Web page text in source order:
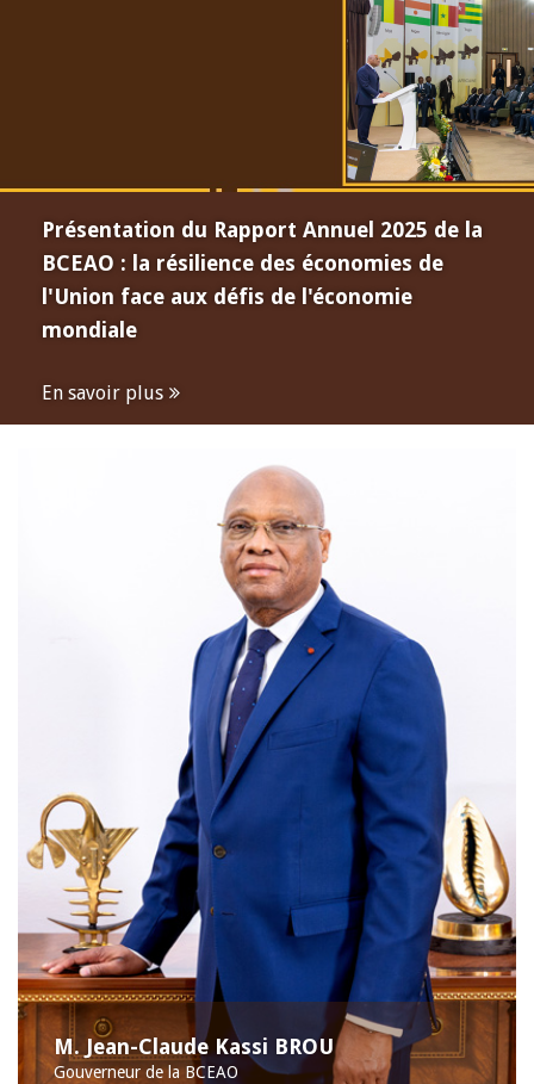
Présentation du Rapport Annuel 2025 de la
BCEAO : la résilience des économies de
l'Union face aux défis de l'économie
mondiale
En savoir plus
M. Jean-Claude Kassi BROU
Gouverneur de la BCEAO